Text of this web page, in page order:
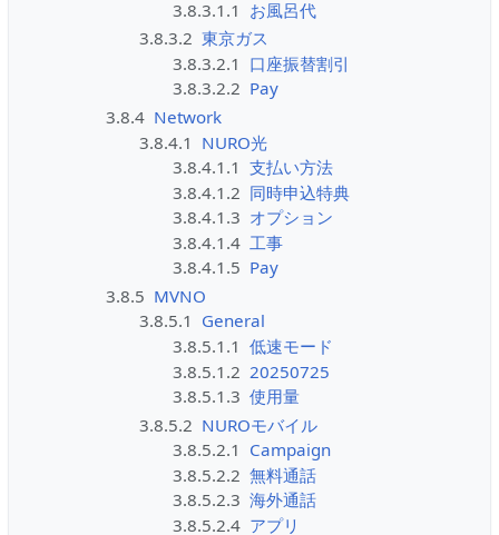
3.8.3.1.1 お風呂代
3.8.3.2 東京ガス
3.8.3.2.1 口座振替割引
3.8.3.2.2 Pay
3.8.4 Network
3.8.4.1 NURO光
3.8.4.1.1 支払い方法
3.8.4.1.2 同時申込特典
3.8.4.1.3 オプション
3.8.4.1.4 工事
3.8.4.1.5 Pay
3.8.5 MVNO
3.8.5.1 General
3.8.5.1.1 低速モード
3.8.5.1.2 20250725
3.8.5.1.3 使用量
3.8.5.2 NUROモバイル
3.8.5.2.1 Campaign
3.8.5.2.2 無料通話
3.8.5.2.3 海外通話
3.8.5.2.4 アプリ